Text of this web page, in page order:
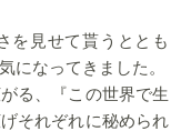
を見せて貰うととも
になってきました。
る、『この世界で生
それぞれに秘められ